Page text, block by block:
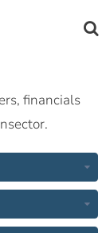
financials